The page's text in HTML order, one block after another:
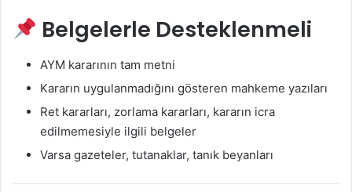
Belgelerle Desteklenmeli
AYM kararının tam metni
Kararın uygulanmadığını gösteren mahkeme yazıları
Ret kararları, zorlama kararları, kararın icra
edilmemesiyle ilgili belgeler
Varsa gazeteler, tutanaklar, tanık beyanları